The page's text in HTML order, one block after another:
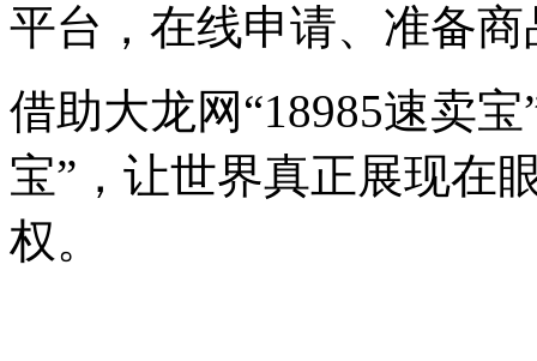
平台，在线申请、准备
借助大龙网“18985速卖
宝”，让世界真正展现在
权。